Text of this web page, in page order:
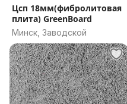
Цсп 18мм(фибролитовая
плита) GreenBoard
Минск, Заводской